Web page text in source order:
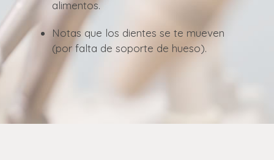
alimentos.
Notas que los dientes se te mueven
(por falta de soporte de hueso).